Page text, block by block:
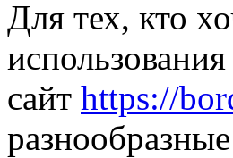
Для тех, кто
сайт https://